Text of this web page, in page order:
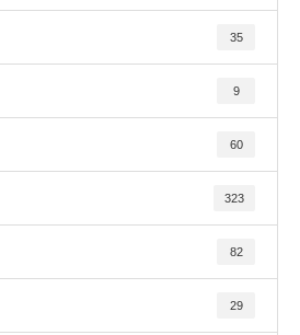
35
9
60
323
82
29